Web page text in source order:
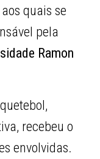
aos quais se
pela
Ramon
recebeu o
envolvidas.